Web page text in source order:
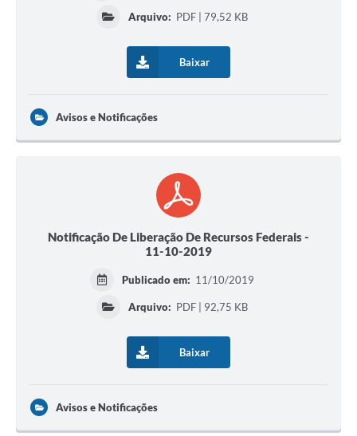
Arquivo: PDF | 79,52 KB
Baixar
Avisos e Notificações
Notificação De Liberação De Recursos Federais -
11-10-2019
Publicado em: 11/10/2019
Arquivo: PDF | 92,75 KB
Baixar
Avisos e Notificações